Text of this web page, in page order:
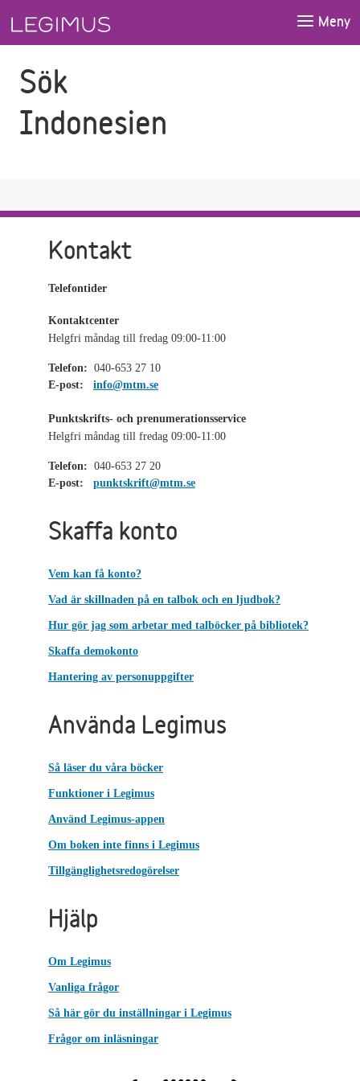
Meny
Sök
Indonesien
Kontakt
Telefontider
Kontaktcenter
Helgfri måndag till fredag 09:00-11:00
Telefon: 040-653 27 10
E-post:
info@mtm.se
Punktskrifts- och prenumerationsservice
Helgfri måndag till fredag 09:00-11:00
Telefon: 040-653 27 20
E-post:
punktskrift@mtm.se
Skaffa konto
Vem kan få konto?
Vad är skillnaden på en talbok och en ljudbok?
Hur gör jag som arbetar med talböcker på bibliotek?
Skaffa demokonto
Hantering av personuppgifter
Använda Legimus
Så läser du våra böcker
Funktioner i Legimus
Använd Legimus-appen
Om boken inte finns i Legimus
Tillgänglighetsredogörelser
Hjälp
Om Legimus
Vanliga frågor
Så här gör du inställningar i Legimus
Frågor om inläsningar